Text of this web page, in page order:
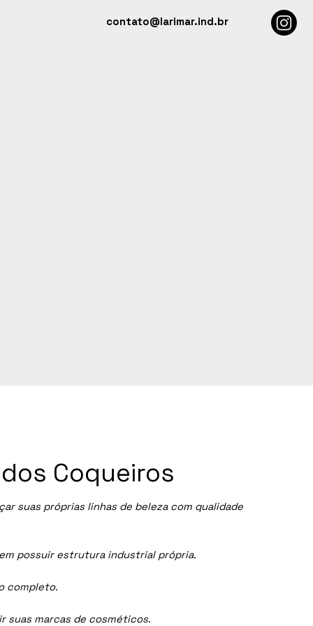
contato@larimar.ind.br
suas próprias linhas de beleza com qualidade
possuir estrutura industrial própria.
completo.
suas marcas de cosméticos.
Coqueiros